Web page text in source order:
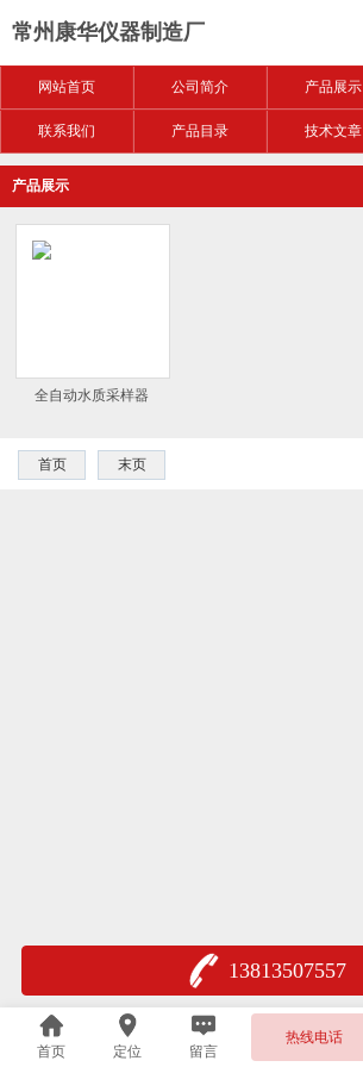
常州康华仪器制造厂
网站首页 公司简介 产品展示
联系我们 产品目录 技术文章
产品展示
全自动水质采样器
首页 末页
13813507557
首页 定位 留言
热线电话